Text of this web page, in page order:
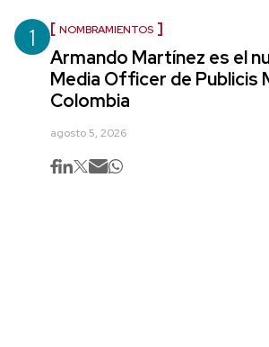
1 NOMBRAMIENTOS
Armando Martínez es el
Media Officer de Publicis
Colombia
agosto 5, 2026